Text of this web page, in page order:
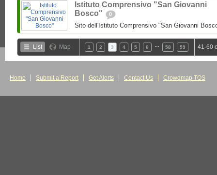
Istituto Comprensivo "San Giovanni
Bosco"
0
Sito dell'Istituto Comprensivo "San Giovanni
List Map 1 2 3 4 5 6 58 59 41-60
Home Submit a Report Get Alerts Contact Us Crowdmap TOS